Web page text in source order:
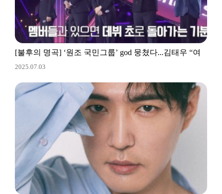
[불후의 명곡] ‘원조 국민그룹’ god 뭉쳤다...김태우 “여
기만 오면 막내”
2025.07.03